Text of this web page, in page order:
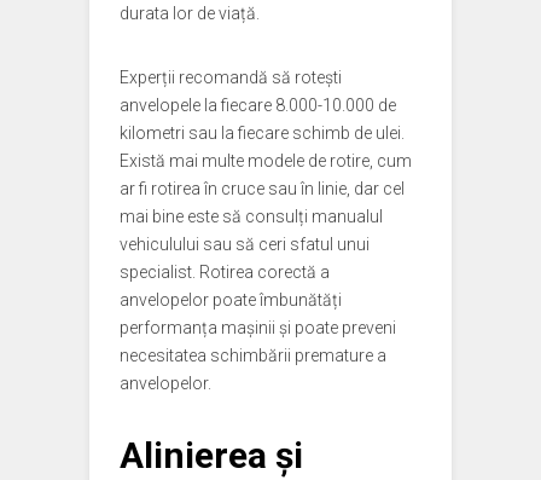
durata lor de viață.
Experții recomandă să rotești
anvelopele la fiecare 8.000-10.000 de
kilometri sau la fiecare schimb de ulei.
Există mai multe modele de rotire, cum
ar fi rotirea în cruce sau în linie, dar cel
mai bine este să consulți manualul
vehiculului sau să ceri sfatul unui
specialist. Rotirea corectă a
anvelopelor poate îmbunătăți
performanța mașinii și poate preveni
necesitatea schimbării premature a
anvelopelor.
Alinierea și